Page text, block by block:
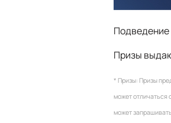
Подведение
Призы
* Призы: Призы
может отличаться
может